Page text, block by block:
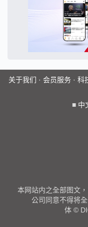
关于我们 · 会员服务· 科
■ 中
本网站内之全部图文
公司同意不得将
体 ©